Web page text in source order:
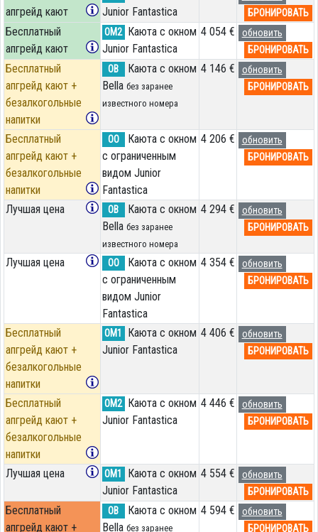
апгрейд кают
Junior Fantastica
БРОНИРОВАТЬ
Бесплатный
апгрейд кают
OM2
Каюта с окном
Junior Fantastica
4 054 €
обновить
БРОНИРОВАТЬ
Бесплатный
апгрейд кают +
безалкогольные
напитки
OB
Каюта с окном
Bella без заранее
известного номера
4 146 €
обновить
БРОНИРОВАТЬ
Бесплатный
апгрейд кают +
безалкогольные
напитки
OO
Каюта с окном
с ограниченным
видом Junior
Fantastica
4 206 €
обновить
БРОНИРОВАТЬ
Лучшая цена OB
Каюта с окном
Bella без заранее
известного номера
4 294 €
обновить
БРОНИРОВАТЬ
Лучшая цена OO
Каюта с окном
с ограниченным
видом Junior
Fantastica
4 354 €
обновить
БРОНИРОВАТЬ
Бесплатный
апгрейд кают +
безалкогольные
напитки
OM1
Каюта с окном
Junior Fantastica
4 406 €
обновить
БРОНИРОВАТЬ
Бесплатный
апгрейд кают +
безалкогольные
напитки
OM2
Каюта с окном
Junior Fantastica
4 446 €
обновить
БРОНИРОВАТЬ
Лучшая цена OM1
Каюта с окном
Junior Fantastica
4 554 €
обновить
БРОНИРОВАТЬ
Бесплатный
апгрейд кают +
OB
Каюта с окном
Bella без заранее
4 594 €
обновить
БРОНИРОВАТЬ